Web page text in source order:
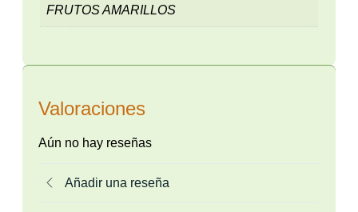
FRUTOS AMARILLOS
Valoraciones
Aún no hay reseñas
Añadir una reseña